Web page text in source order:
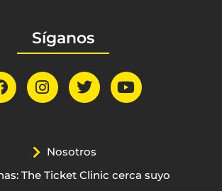
Síganos
Nosotros
The Ticket Clinic cerca suyo